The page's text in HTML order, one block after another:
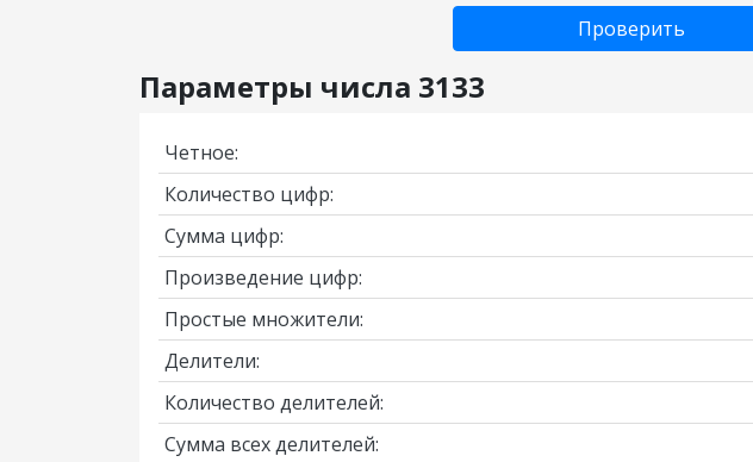
Проверить
Параметры числа 3133
Четное:
Количество цифр:
Сумма цифр:
Произведение цифр:
Простые множители:
Делители:
Количество делителей:
Сумма всех делителей: